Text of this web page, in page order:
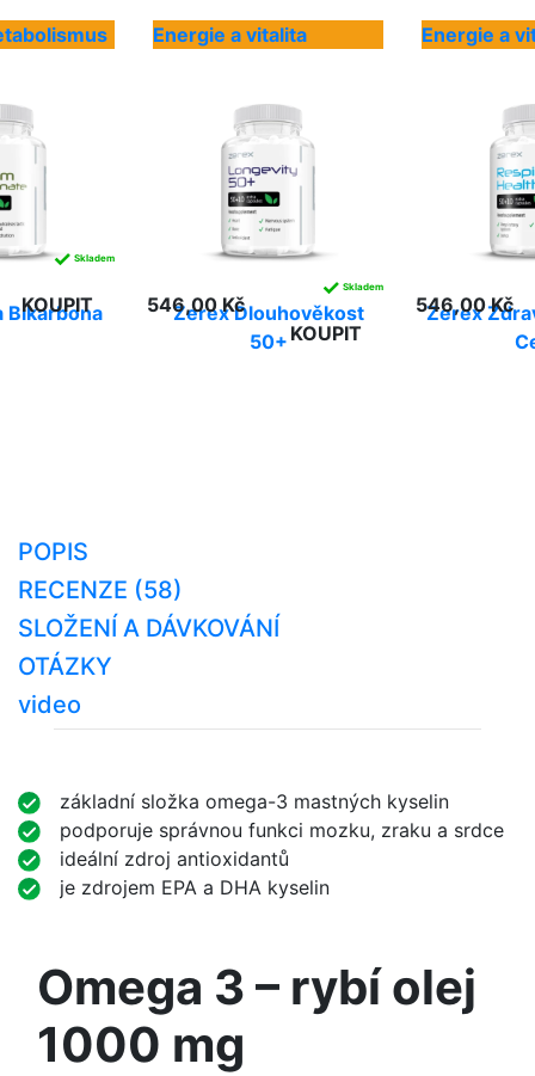
Bikarbona
✓ Skladem
KOUPIT
Energie a vitalita
Zerex Dlouhověkost
50+
546,00 Kč
✓ Skladem
KOUPIT
Energie a
Zerex
546,00 Kč
POPIS
RECENZE (58)
SLOŽENÍ A DÁVKOVÁNÍ
OTÁZKY
video
základní složka omega-3 mastných kyselin
podporuje správnou funkci mozku, zraku a srdce
ideální zdroj antioxidantů
je zdrojem EPA a DHA kyselin
Omega 3 – rybí olej
1000 mg